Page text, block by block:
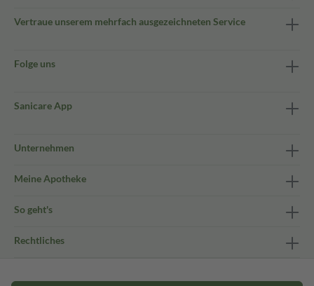
Vertraue unserem mehrfach ausgezeichneten Service
Folge uns
Sanicare App
Unternehmen
Meine Apotheke
So geht's
Rechtliches